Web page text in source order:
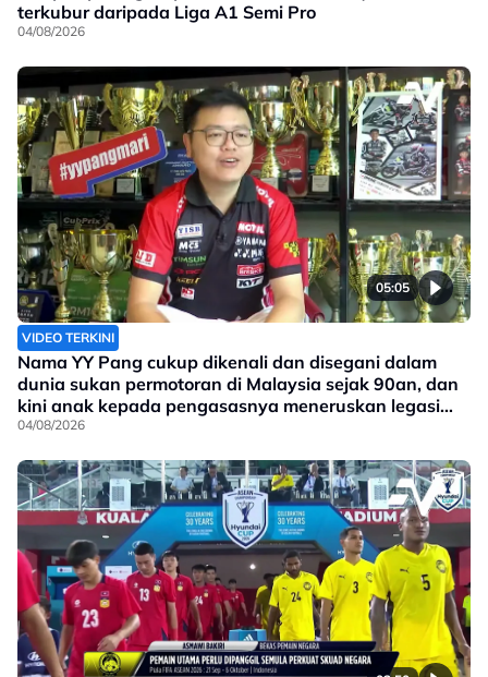
terkubur daripada Liga A1 Semi Pro
04/08/2026
05:05
VIDEO TERKINI
Nama YY Pang cukup dikenali dan disegani dalam
dunia sukan permotoran di Malaysia sejak 90an, dan
kini anak kepada pengasasnya meneruskan legasi
yang telah ditinggalkan
04/08/2026